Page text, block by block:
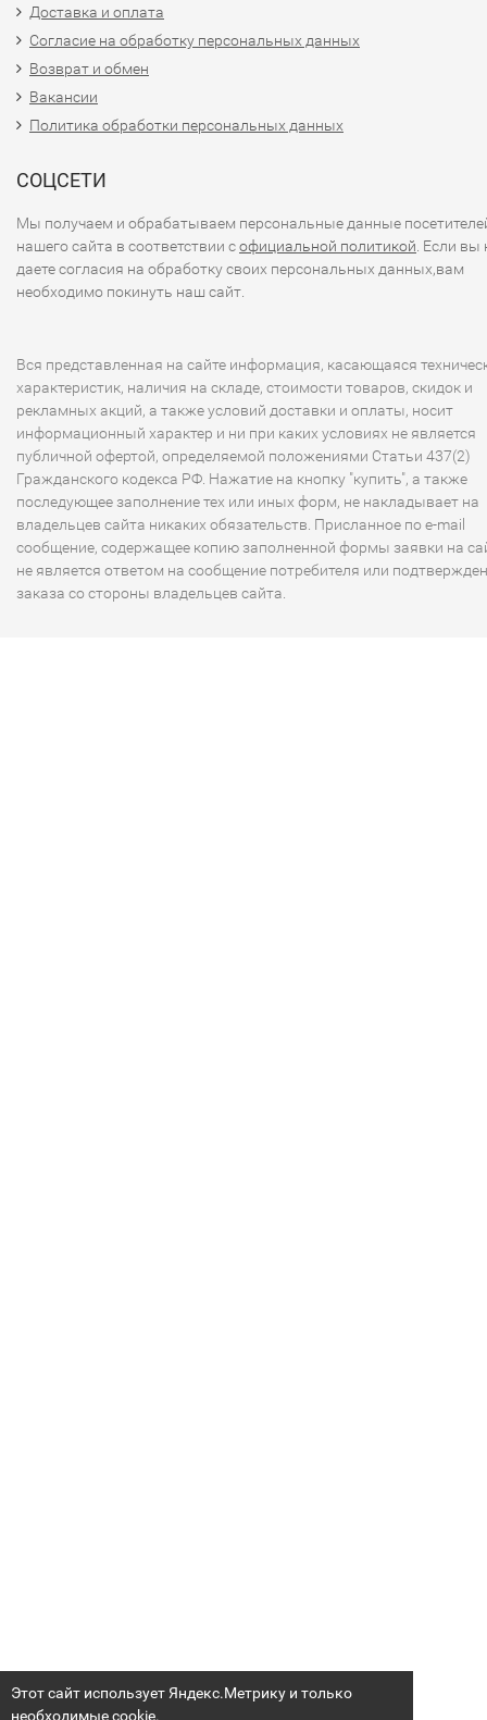
Этот сайт использует Яндекс.Метрику и только
необходимые cookie.
Доставка и оплата
Согласие на обработку персональных данных
Возврат и обмен
Вакансии
Политика обработки персональных данных
СОЦСЕТИ
Мы получаем и обрабатываем персональные данные
нашего сайта в соответствии софициальной политикой . Если вы
даете согласия на обработку своих персональных данных,вам
необходимо покинуть наш сайт.
Вся представленная на сайте информация, касающаяся
характеристик, наличия на складе, стоимости товаров, скидок и
рекламных акций, а также условий доставки и оплаты, носит
информационный характер и ни при каких условиях не является
публичной офертой, определяемой положениями Статьи 437(2)
Гражданского кодекса РФ. Нажатие на кнопку "купить", а также
последующее заполнение тех или иных форм, не накладывает на
владельцев сайта никаких обязательств. Присланное по e-mail
сообщение, содержащее копию заполненной формы заявки на
не является ответом на сообщение потребителя или
заказа со стороны владельцев сайта.